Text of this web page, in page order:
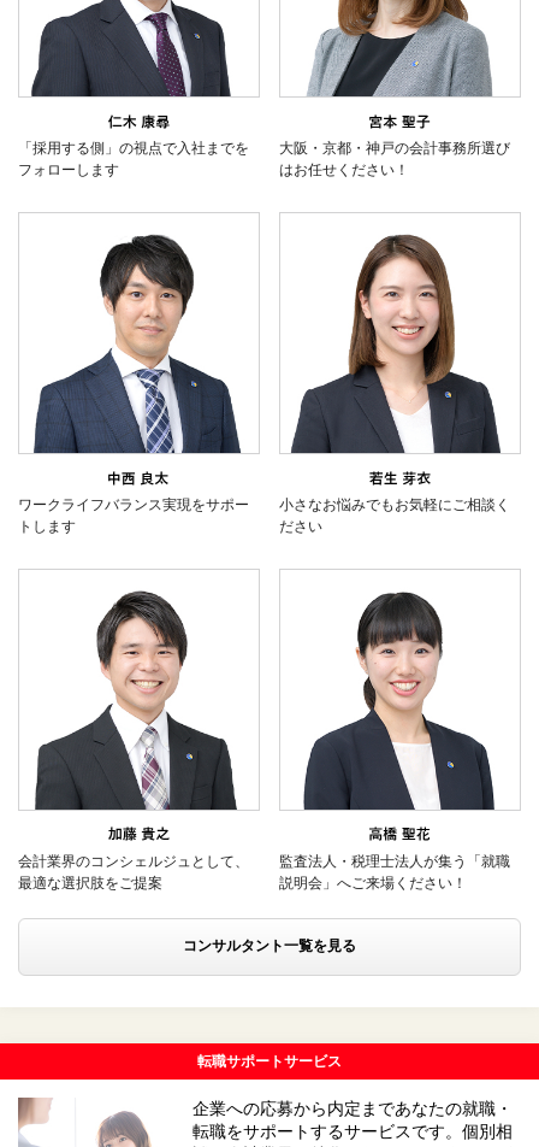
「採用する側」の視点で入社までを
フォローします
大阪・京都・神戸の会計事務所選び
はお任せください！
ワークライフバランス実現をサポー
トします
小さなお悩みでもお気軽にご相談く
ださい
会計業界のコンシェルジュとして、
最適な選択肢をご提案
監査法人・税理士法人が集う「就職
説明会」へご来場ください！
コンサルタント一覧を見る
転職サポートサービス
企業への応募から内定まであなたの就職・
転職をサポートするサービスです。個別相